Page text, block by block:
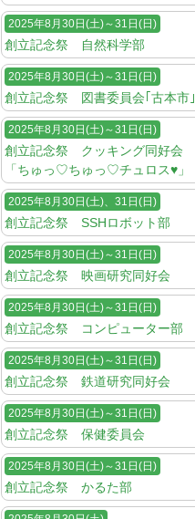
2025年8月30日(土)～31日(日)
創立記念祭 自然科学部
2025年8月30日(土)～31日(日)
創立記念祭 図書委員会｢古本市｣
2025年8月30日(土)～31日(日)
創立記念祭 クッキング同好会
「ちゅっ♡ちゅっ♡チュロス♥」
2025年8月30日(土)、31日(日)
創立記念祭 SSHロボット部
2025年8月30日(土)～31日(日)
創立記念祭 映画研究同好会
2025年8月30日(土)～31日(日)
創立記念祭 コンピューター部
2025年8月30日(土)～31日(日)
創立記念祭 鉄道研究同好会
2025年8月30日(土)～31日(日)
創立記念祭 保健委員会
2025年8月30日(土)～31日(日)
創立記念祭 かるた部